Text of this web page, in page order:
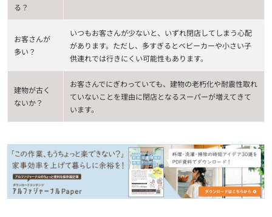
る？
お客さんが
多い？
いつもお客さんが少ないと、いずれ閉店してしまう心配
があります。ただし、多すぎるとベビーカーや小さい子
供連れでは行きにくい可能性もあります。
建物が古く
ないか？
お客さんでにぎわっていても、建物の老朽化や耐震性取れ
ていないことを理由に閉店となるスーパーが増えてきて
います。